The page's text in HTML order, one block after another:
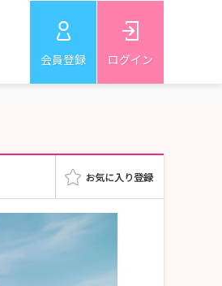
会員登録 ログイン